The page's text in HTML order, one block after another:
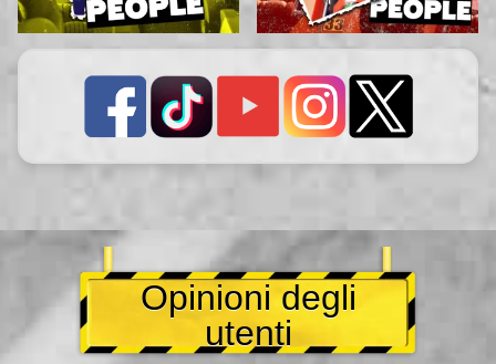
Opinioni degli
utenti